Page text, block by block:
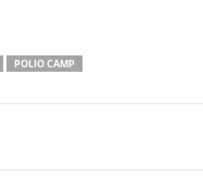
POLIO CAMP